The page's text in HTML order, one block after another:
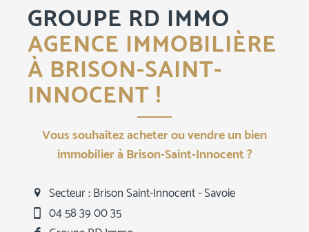
GROUPE RD IMMO
AGENCE IMMOBILIÈRE
À BRISON-SAINT-
INNOCENT !
Vous souhaitez acheter ou vendre un bien
immobilier à Brison-Saint-Innocent ?
Secteur : Brison Saint-Innocent - Savoie
04 58 39 00 35